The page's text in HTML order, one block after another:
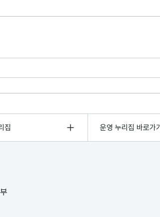
집 운영 누리집 바로가기